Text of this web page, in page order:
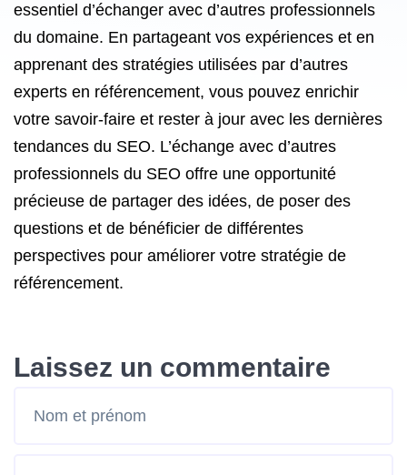
essentiel d’échanger avec d’autres professionnels
du domaine. En partageant vos expériences et en
apprenant des stratégies utilisées par d’autres
experts en référencement, vous pouvez enrichir
votre savoir-faire et rester à jour avec les dernières
tendances du SEO. L’échange avec d’autres
professionnels du SEO offre une opportunité
précieuse de partager des idées, de poser des
questions et de bénéficier de différentes
perspectives pour améliorer votre stratégie de
référencement.
Laissez un commentaire